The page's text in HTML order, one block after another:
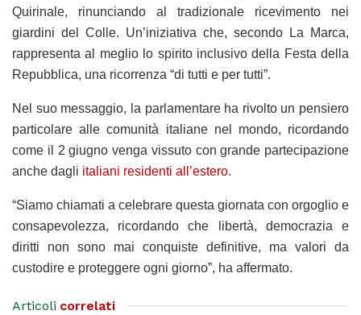
Quirinale, rinunciando al tradizionale ricevimento nei
giardini del Colle. Un’iniziativa che, secondo La Marca,
rappresenta al meglio lo spirito inclusivo della Festa della
Repubblica, una ricorrenza “di tutti e per tutti”.
Nel suo messaggio, la parlamentare ha rivolto un pensiero
particolare alle comunità italiane nel mondo, ricordando
come il 2 giugno venga vissuto con grande partecipazione
anche dagli italiani residenti all’estero.
“Siamo chiamati a celebrare questa giornata con orgoglio e
consapevolezza, ricordando che libertà, democrazia e
diritti non sono mai conquiste definitive, ma valori da
custodire e proteggere ogni giorno”, ha affermato.
Articoli correlati